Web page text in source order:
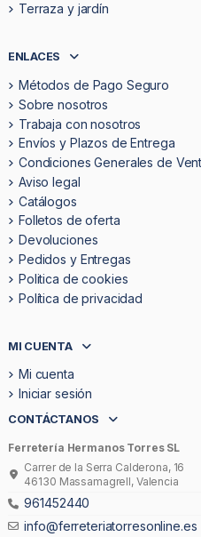
Terraza y jardín
ENLACES
Métodos de Pago Seguro
Sobre nosotros
Trabaja con nosotros
Envíos y Plazos de Entrega
Condiciones Generales de
Aviso legal
Catálogos
Folletos de oferta
Devoluciones
Pedidos y Entregas
Politica de cookies
Política de privacidad
MI CUENTA
Mi cuenta
Iniciar sesión
CONTÁCTANOS
Ferretería Hermanos Torres SL
Carrer de la Serra Calderona, 16
46130 Massamagrell, Valencia
961452440
info@ferreteriatorresonline.es